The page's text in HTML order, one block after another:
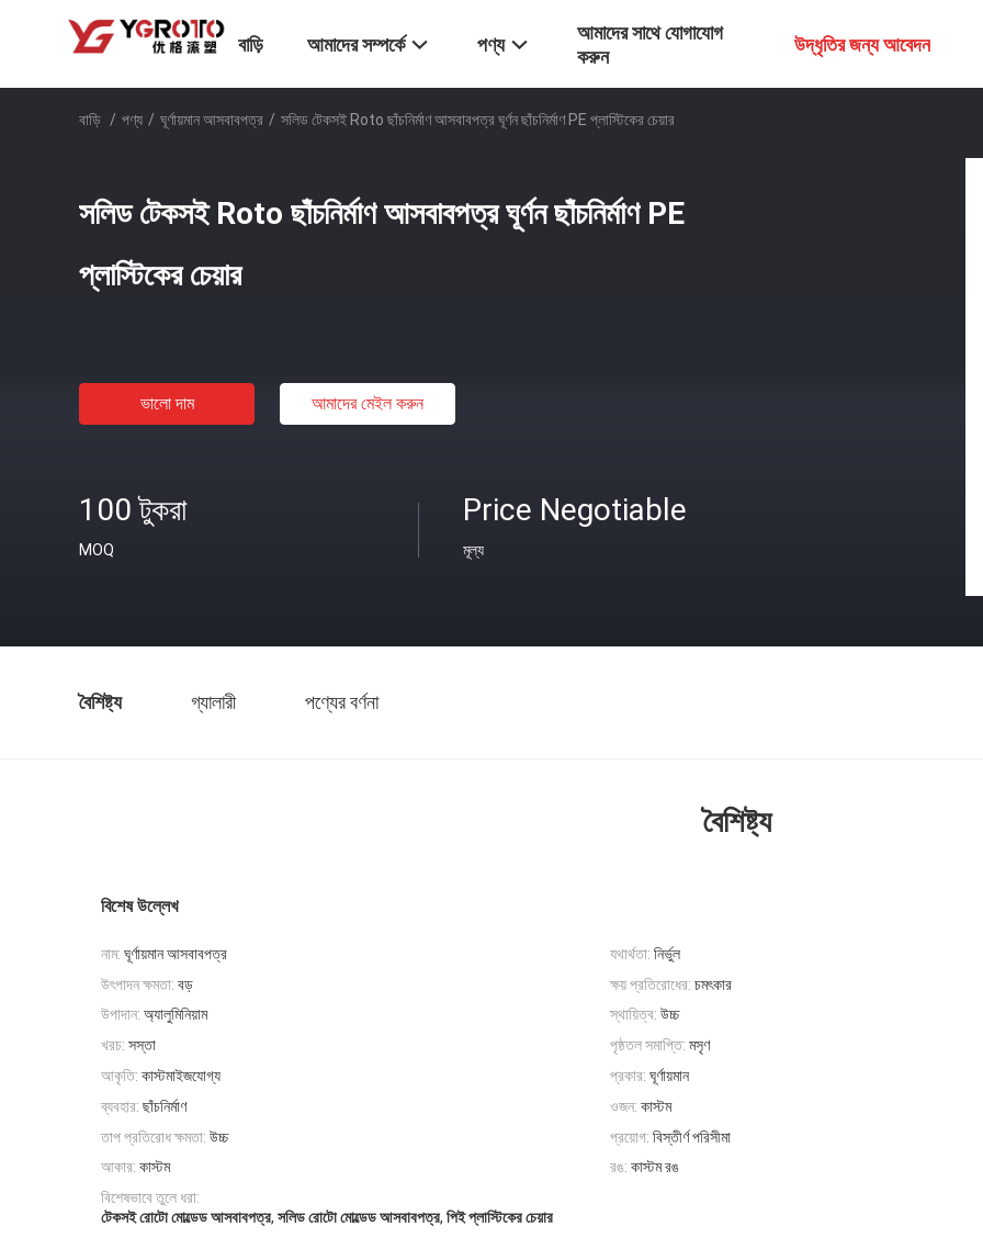
বাড়ি আমাদের সম্পর্কে পণ্য
আমাদের সাথে যোগাযোগ
করুন
উদ্ধৃতির জন্য আবেদন
বাড়ি / পণ্য / ঘূর্ণায়মান আসবাবপত্র / সলিড টেকসই Roto ছাঁচনির্মাণ আসবাবপত্র ঘূর্ণন ছাঁচনির্মাণ PE প্লাস্টিকের চেয়ার
সলিড টেকসই Roto ছাঁচনির্মাণ আসবাবপত্র ঘূর্ণন ছাঁচনির্মাণ PE
প্লাস্টিকের চেয়ার
ভালো দাম আমাদের মেইল ​​করুন
100 টুকরা
MOQ
Price Negotiable
মূল্য
বৈশিষ্ট্য গ্যালারী পণ্যের বর্ণনা
বৈশিষ্ট্য
বিশেষ উল্লেখ
নাম: ঘূর্ণায়মান আসবাবপত্র যথার্থতা: নির্ভুল
উৎপাদন ক্ষমতা: বড় ক্ষয় প্রতিরোধের: চমৎকার
উপাদান: অ্যালুমিনিয়াম স্থায়িত্ব: উচ্চ
খরচ: সস্তা পৃষ্ঠতল সমাপ্তি: মসৃণ
আকৃতি: কাস্টমাইজযোগ্য প্রকার: ঘূর্ণায়মান
ব্যবহার: ছাঁচনির্মাণ ওজন: কাস্টম
তাপ প্রতিরোধ ক্ষমতা: উচ্চ প্রয়োগ: বিস্তীর্ণ পরিসীমা
আকার: কাস্টম রঙ: কাস্টম রঙ
বিশেষভাবে তুলে ধরা:
টেকসই রোটো মোল্ডেড আসবাবপত্র, সলিড রোটো মোল্ডেড আসবাবপত্র, পিই প্লাস্টিকের চেয়ার